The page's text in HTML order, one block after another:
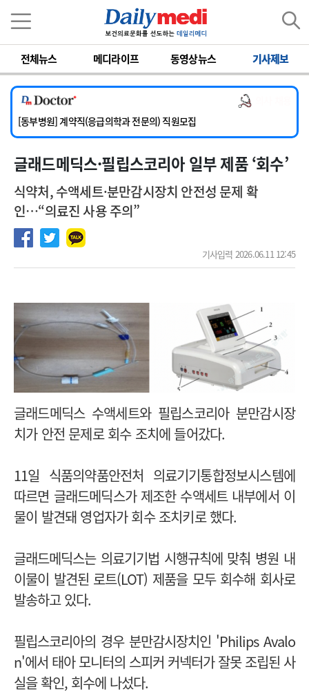
전체뉴스 메디라이프 동영상뉴스 기사제보
[서울아산병원] 2026년 하반기 인턴 모집
[영남대학교의료원] 마취통증의학과 임기제 임상의사 채용
[충남대학교병원] 소아청소년과(소아응급전담) 계약직 의사 공개채용
[동부병원] 계약직(응급의학과 전문의) 직원모집
[이대목동병원] 하반기 전공의(레지던트1년차) 모집
[서울아산병원] 2026년 하반기 인턴 모집
글래드메딕스·필립스코리아 일부 제품 ‘회수’
식약처, 수액세트·분만감시장치 안전성 문제 확
인…“의료진 사용 주의”
기사입력 2026.06.11 12:45
글래드메딕스 수액세트와 필립스코리아 분만감시장
치가 안전 문제로 회수 조치에 들어갔다.
11일 식품의약품안전처 의료기기통합정보시스템에
따르면 글래드메딕스가 제조한 수액세트 내부에서 이
물이 발견돼 영업자가 회수 조치키로 했다.
글래드메딕스는 의료기기법 시행규칙에 맞춰 병원 내
이물이 발견된 로트(LOT) 제품을 모두 회수해 회사로
발송하고 있다.
필립스코리아의 경우 분만감시장치인 'Philips Avalo
n'에서 태아 모니터의 스피커 커넥터가 잘못 조립된 사
실을 확인, 회수에 나섰다.